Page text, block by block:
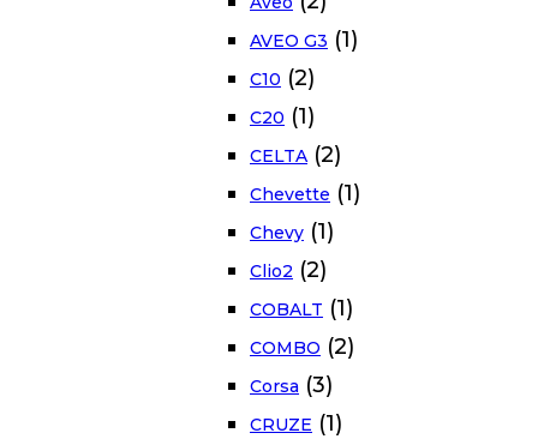
AVEO G3 (1)
C10 (2)
C20 (1)
CELTA (2)
Chevette (1)
Chevy (1)
Clio2 (2)
COBALT (1)
COMBO (2)
Corsa (3)
CRUZE (1)